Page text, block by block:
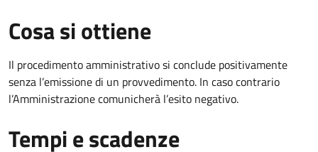
Cosa si ottiene
Il procedimento amministrativo si conclude positivamente
senza l’emissione di un provvedimento. In caso contrario
l’Amministrazione comunicherà l’esito negativo.
Tempi e scadenze